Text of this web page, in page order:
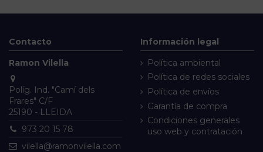
Contacto
Ramon Vilella
Políg. Ind. "Camí dels
Frares" C/F
25190 - LLEIDA
973 20 15 78
vilella@ramonvilella.com
Información legal
Política ambiental
Política de redes sociales
Política de envíos
Garantía de compra
Condiciones generales
uso web y contratación